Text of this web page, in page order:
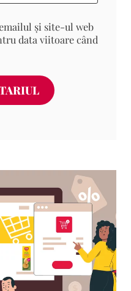
și site-ul web
data viitoare când